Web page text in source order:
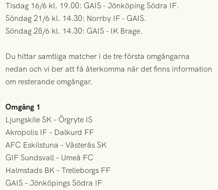
Tisdag 16/6 kl. 19.00: GAIS - Jönköping Södra IF.
Söndag 21/6 kl. 14.30: Norrby IF - GAIS.
Söndag 28/6 kl. 14.30: GAIS - IK Brage.
Du hittar samtliga matcher i de tre första omgångarna
nedan och vi ber att få återkomma när det finns information
om resterande omgångar.
Omgång 1
Ljungskile SK – Örgryte IS
Akropolis IF – Dalkurd FF
AFC Eskilstuna – Västerås SK
GIF Sundsvall – Umeå FC
Halmstads BK – Trelleborgs FF
GAIS – Jönköpings Södra IF